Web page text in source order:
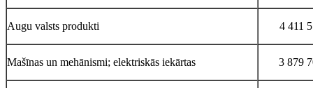
Augu valsts produkti 4 411
Mašīnas un mehānismi; elektriskās iekārtas 3 879